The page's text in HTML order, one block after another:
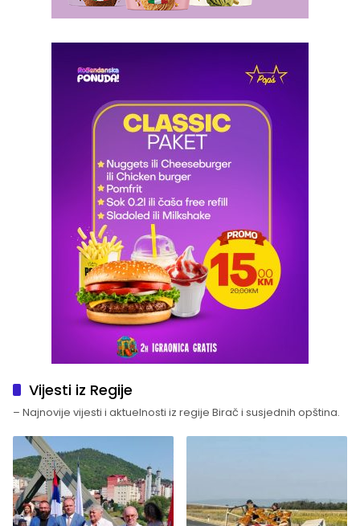
Vijesti iz Regije
– Najnovije vijesti i aktuelnosti iz regije Birač i susjednih opština.